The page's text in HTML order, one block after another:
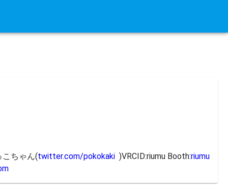
ちゃん(twitter.com/pokokaki
  )VRCID:riumu Booth:
riumu